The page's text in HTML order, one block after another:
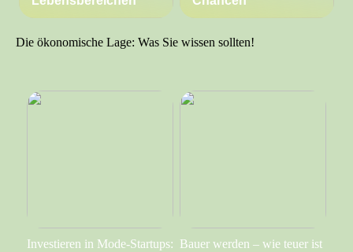
Die ökonomische Lage: Was Sie wissen sollten!
Investieren in Mode-Startups: Bauer werden – wie teuer ist